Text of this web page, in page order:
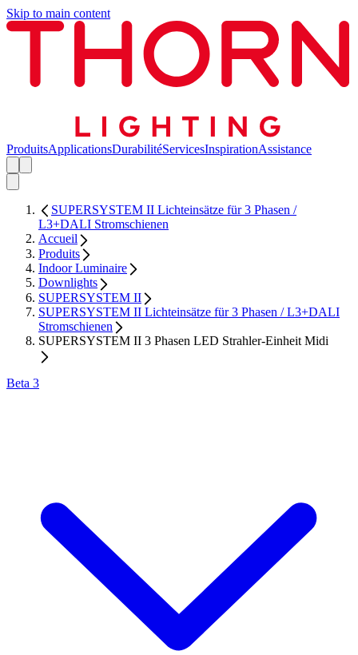
Skip to main content
ProduitsApplicationsDurabilitéServicesInspirationAssistance
SUPERSYSTEM II Lichteinsätze für 3 Phasen /
L3+DALI Stromschienen
Accueil
Produits
Indoor Luminaire
Downlights
SUPERSYSTEM II
SUPERSYSTEM II Lichteinsätze für 3 Phasen / L3+DALI
Stromschienen
SUPERSYSTEM II 3 Phasen LED Strahler-Einheit Midi
Beta 3